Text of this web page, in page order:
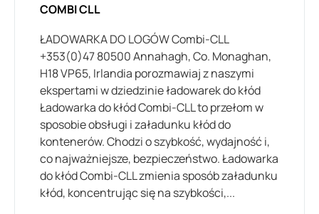
COMBI CLL
ŁADOWARKA DO LOGÓW Combi-CLL
+353(0)47 80500 Annahagh, Co. Monaghan,
H18 VP65, Irlandia porozmawiaj z naszymi
ekspertami w dziedzinie ładowarek do kłód
Ładowarka do kłód Combi-CLL to przełom w
sposobie obsługi i załadunku kłód do
kontenerów. Chodzi o szybkość, wydajność i,
co najważniejsze, bezpieczeństwo. Ładowarka
do kłód Combi-CLL zmienia sposób załadunku
kłód, koncentrując się na szybkości,...